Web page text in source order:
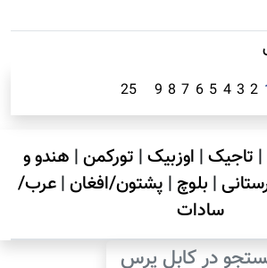
2
3
4
5
6
7
8
9
25
| تاجیک| اوزبیک| تورکمن| هندو و
| بلوچ | پشتون/افغان|عرب/
سادات
در کابل پرس